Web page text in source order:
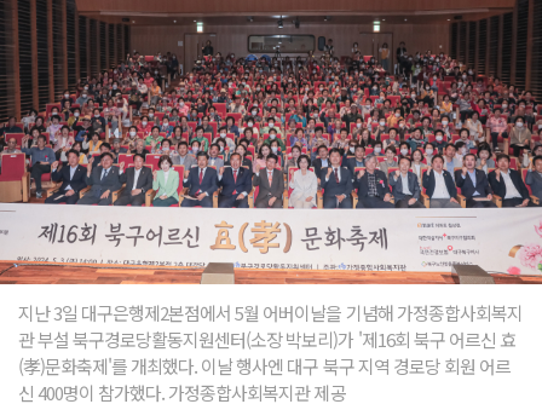
지난 3일 대구은행제2본점에서 5월 어버이날을 기념해 가정종합사회복지
관 부설 북구경로당활동지원센터(소장 박보리)가 '제16회 북구 어르신 효
(孝)문화축제'를 개최했다. 이날 행사엔 대구 북구 지역 경로당 회원 어르
신 400명이 참가했다. 가정종합사회복지관 제공